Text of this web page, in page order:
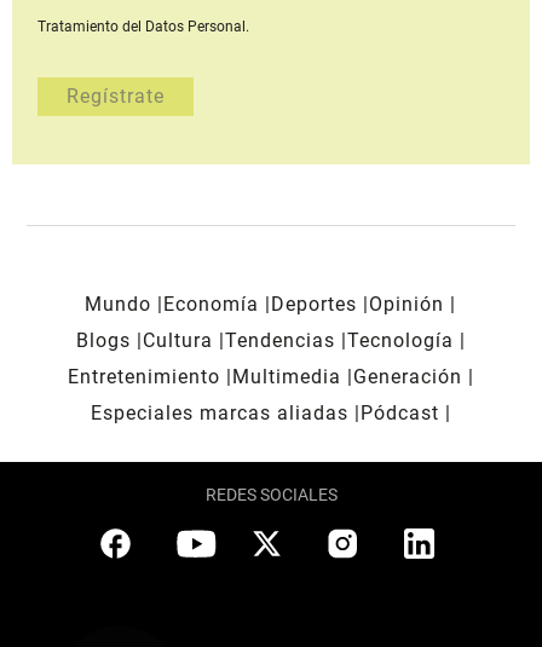
Tratamiento del Datos Personal.
Mundo Economía Deportes
Opinión
Blogs
Cultura Tendencias Tecnología
Entretenimiento
Multimedia
Generación
Especiales marcas aliadas
Pódcast
REDES SOCIALES